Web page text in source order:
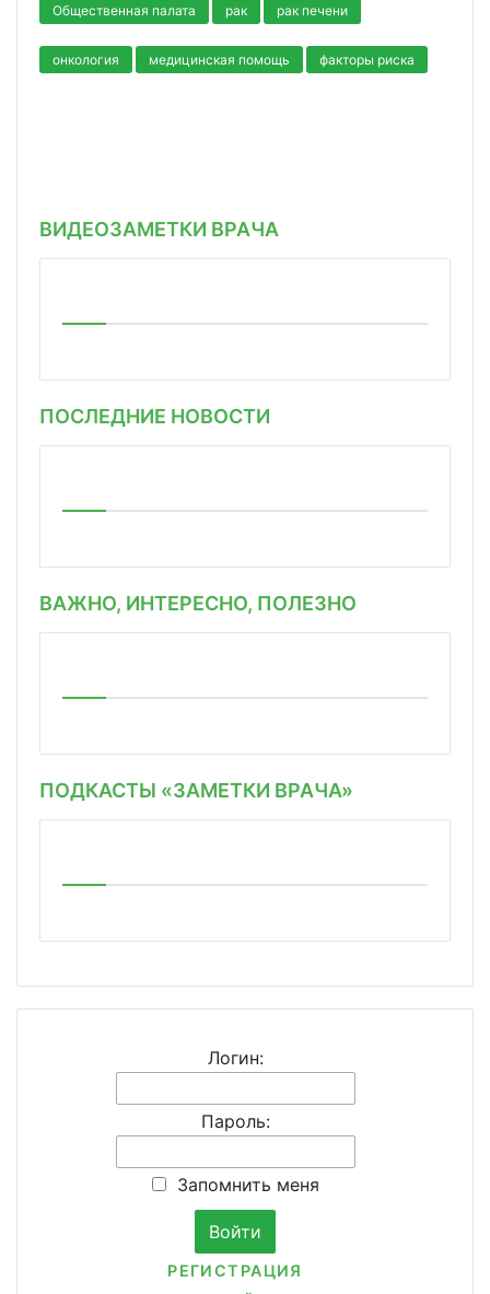
Общественная палата рак рак печени
онкология медицинская помощь факторы риска
ВИДЕОЗАМЕТКИ ВРАЧА
ПОСЛЕДНИЕ НОВОСТИ
ВАЖНО, ИНТЕРЕСНО, ПОЛЕЗНО
ПОДКАСТЫ «ЗАМЕТКИ ВРАЧА»
Логин:
Пароль:
Запомнить меня
РЕГИСТРАЦИЯ